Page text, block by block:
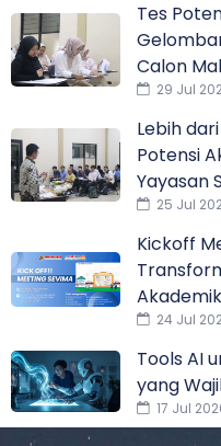
Tes
Calon
29 Jul
Lebih
Potensi
Yayasan
25 Jul
Kickoff
24 Jul
Tools AI
yang
17 Jul